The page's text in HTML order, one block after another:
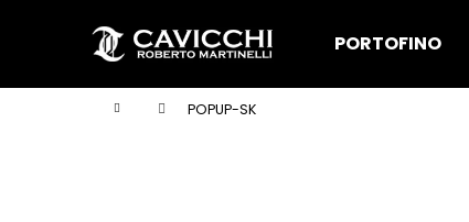
PORTOFINO
Domov POPUP-SK
í
Späť
do
Späť
do